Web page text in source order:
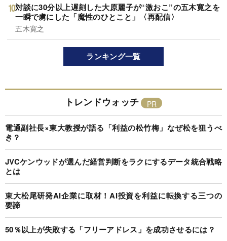
対談に30分以上遅刻した大原麗子が“激おこ”の五木寛之を
一瞬で虜にした「魔性のひとこと」〈再配信〉
五木寛之
ランキング一覧
トレンドウォッチ
電通副社長×東大教授が語る「利益の松竹梅」なぜ松を狙うべ
き？
JVCケンウッドが選んだ経営判断をラクにするデータ統合戦略
とは
東大松尾研発AI企業に取材！AI投資を利益に転換する三つの
要諦
50％以上が失敗する「フリーアドレス」を成功させるには？